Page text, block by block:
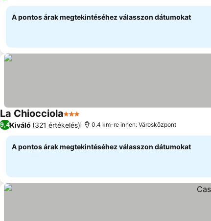
A pontos árak megtekintéséhez válasszon dátumokat
La Chiocciola3 Kategória
9,4Kiváló (321 értékelés) 0.4 km-re innen: Városközpont
A pontos árak megtekintéséhez válasszon dátumokat